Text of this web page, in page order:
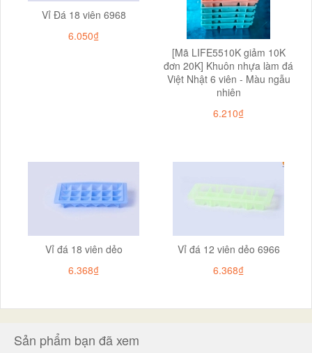
Vỉ Đá 18 viên 6968
6.050₫
[Mã LIFE5510K giảm 10K
đơn 20K] Khuôn nhựa làm đá
Việt Nhật 6 viên - Màu ngẫu
nhiên
6.210₫
Vỉ đá 18 viên dẻo
6.368₫
Vỉ đá 12 viên dẻo 6966
6.368₫
Sản phẩm bạn đã xem